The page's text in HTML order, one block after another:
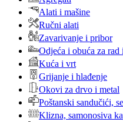
Alati i mašine
Ručni alati
Zavarivanje i pribor
Odjeća i obuća za
Kuća i vrt
Grijanje i hlađenje
Okovi za drvo i metal
Poštanski sandučići,
Klizna, samonosiva